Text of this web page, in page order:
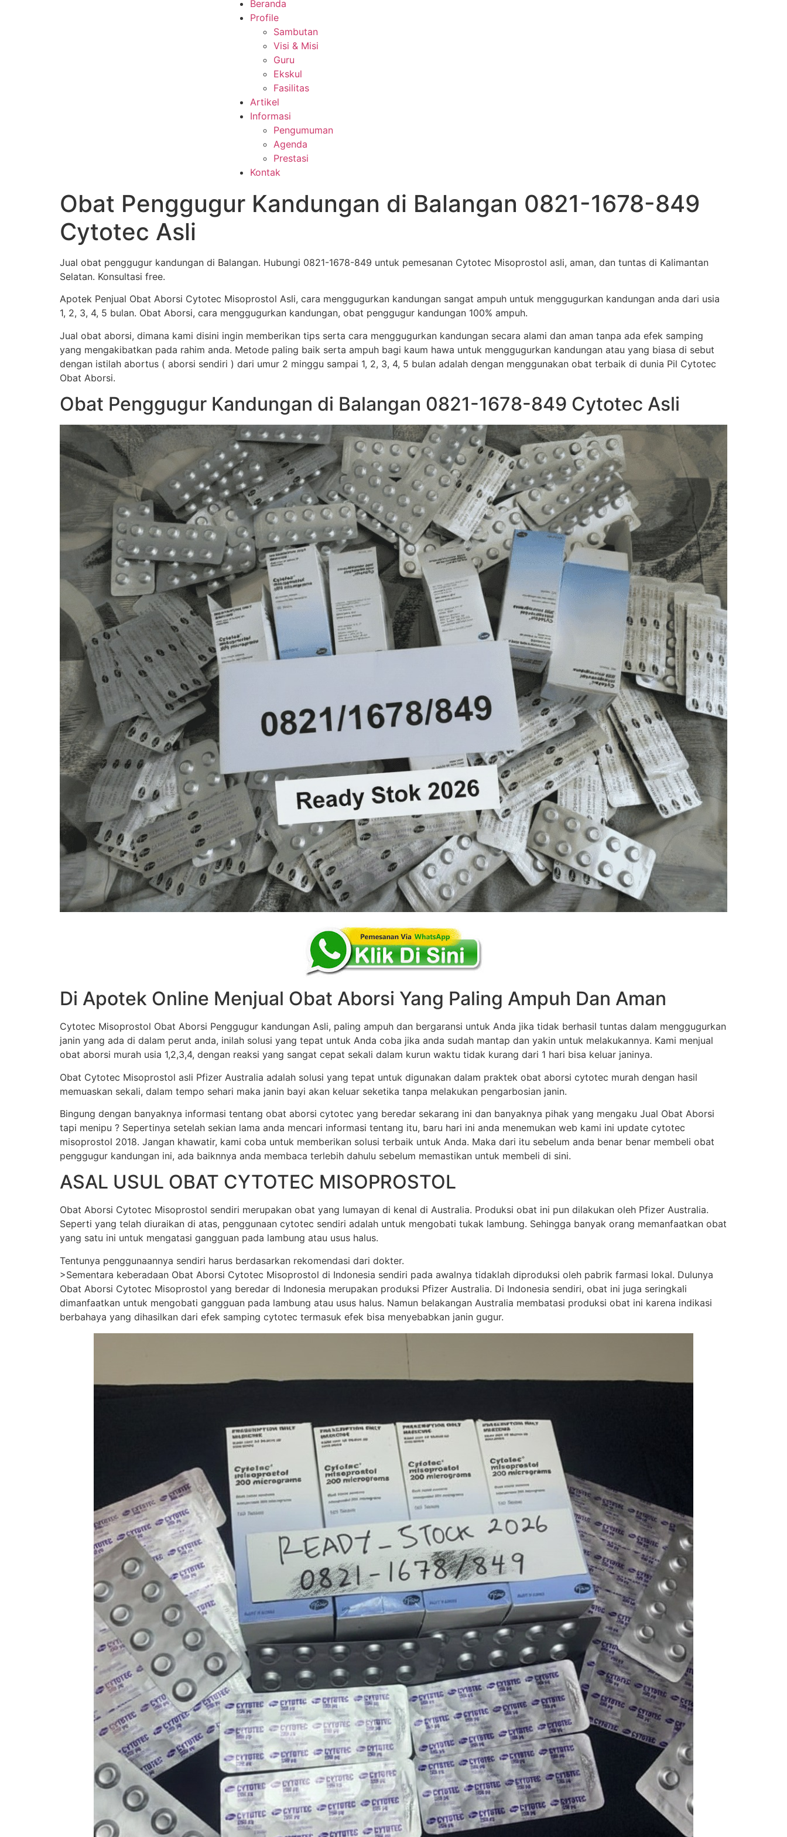
Beranda
Profile
Sambutan
Visi & Misi
Guru
Ekskul
Fasilitas
Artikel
Informasi
Pengumuman
Agenda
Prestasi
Kontak
Obat Penggugur Kandungan di Balangan 0821-1678-849
Cytotec Asli
Jual obat penggugur kandungan di Balangan. Hubungi 0821-1678-849 untuk pemesanan Cytotec Misoprostol asli, aman, dan tuntas di Kalimantan
Selatan. Konsultasi free.
Apotek Penjual Obat Aborsi Cytotec Misoprostol Asli, cara menggugurkan kandungan sangat ampuh untuk menggugurkan kandungan anda dari usia
1, 2, 3, 4, 5 bulan. Obat Aborsi, cara menggugurkan kandungan, obat penggugur kandungan 100% ampuh.
Jual obat aborsi, dimana kami disini ingin memberikan tips serta cara menggugurkan kandungan secara alami dan aman tanpa ada efek samping
yang mengakibatkan pada rahim anda. Metode paling baik serta ampuh bagi kaum hawa untuk menggugurkan kandungan atau yang biasa di sebut
dengan istilah abortus ( aborsi sendiri ) dari umur 2 minggu sampai 1, 2, 3, 4, 5 bulan adalah dengan menggunakan obat terbaik di dunia Pil Cytotec
Obat Aborsi.
Obat Penggugur Kandungan di Balangan 0821-1678-849 Cytotec Asli
Di Apotek Online Menjual Obat Aborsi Yang Paling Ampuh Dan Aman
Cytotec Misoprostol Obat Aborsi Penggugur kandungan Asli, paling ampuh dan bergaransi untuk Anda jika tidak berhasil tuntas dalam menggugurkan
janin yang ada di dalam perut anda, inilah solusi yang tepat untuk Anda coba jika anda sudah mantap dan yakin untuk melakukannya. Kami menjual
obat aborsi murah usia 1,2,3,4, dengan reaksi yang sangat cepat sekali dalam kurun waktu tidak kurang dari 1 hari bisa keluar janinya.
Obat Cytotec Misoprostol asli Pfizer Australia adalah solusi yang tepat untuk digunakan dalam praktek obat aborsi cytotec murah dengan hasil
memuaskan sekali, dalam tempo sehari maka janin bayi akan keluar seketika tanpa melakukan pengarbosian janin.
Bingung dengan banyaknya informasi tentang obat aborsi cytotec yang beredar sekarang ini dan banyaknya pihak yang mengaku Jual Obat Aborsi
tapi menipu ? Sepertinya setelah sekian lama anda mencari informasi tentang itu, baru hari ini anda menemukan web kami ini update cytotec
misoprostol 2018. Jangan khawatir, kami coba untuk memberikan solusi terbaik untuk Anda. Maka dari itu sebelum anda benar benar membeli obat
penggugur kandungan ini, ada baiknnya anda membaca terlebih dahulu sebelum memastikan untuk membeli di sini.
ASAL USUL OBAT CYTOTEC MISOPROSTOL
Obat Aborsi Cytotec Misoprostol sendiri merupakan obat yang lumayan di kenal di Australia. Produksi obat ini pun dilakukan oleh Pfizer Australia.
Seperti yang telah diuraikan di atas, penggunaan cytotec sendiri adalah untuk mengobati tukak lambung. Sehingga banyak orang memanfaatkan obat
yang satu ini untuk mengatasi gangguan pada lambung atau usus halus.
Tentunya penggunaannya sendiri harus berdasarkan rekomendasi dari dokter.
>Sementara keberadaan Obat Aborsi Cytotec Misoprostol di Indonesia sendiri pada awalnya tidaklah diproduksi oleh pabrik farmasi lokal. Dulunya
Obat Aborsi Cytotec Misoprostol yang beredar di Indonesia merupakan produksi Pfizer Australia. Di Indonesia sendiri, obat ini juga seringkali
dimanfaatkan untuk mengobati gangguan pada lambung atau usus halus. Namun belakangan Australia membatasi produksi obat ini karena indikasi
berbahaya yang dihasilkan dari efek samping cytotec termasuk efek bisa menyebabkan janin gugur.